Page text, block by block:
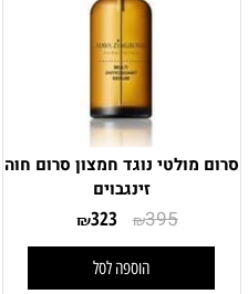
סרום מולטי נוגד חמצון סרום חוה
זינגבוים
₪395
₪323
הוספה לסל